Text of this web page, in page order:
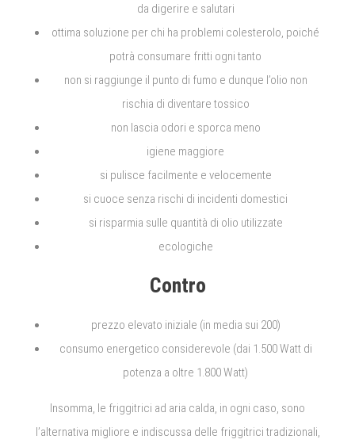
da digerire e salutari
ottima soluzione per chi ha problemi colesterolo, poiché
potrà consumare fritti ogni tanto
non si raggiunge il punto di fumo e dunque l’olio non
rischia di diventare tossico
non lascia odori e sporca meno
igiene maggiore
si pulisce facilmente e velocemente
si cuoce senza rischi di incidenti domestici
si risparmia sulle quantità di olio utilizzate
ecologiche
Contro
prezzo elevato iniziale (in media sui 200)
consumo energetico considerevole (dai 1.500 Watt di
potenza a oltre 1.800 Watt)
Insomma, le friggitrici ad aria calda, in ogni caso, sono
l’alternativa migliore e indiscussa delle friggitrici tradizionali,